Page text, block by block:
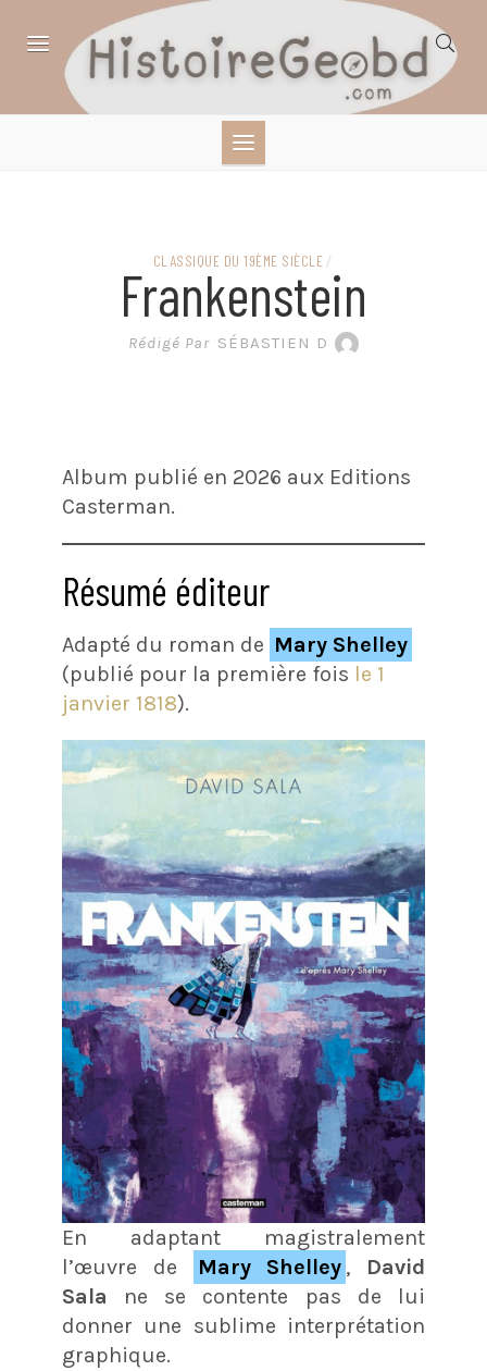
SCIENCES,
LITTÉRATURE EN
BANDE DESSINÉE
CLASSIQUE DU 19ÈME SIÈCLE /
Frankenstein
Rédigé Par SÉBASTIEN D
Album publié en 2026 aux Editions
Casterman.
Résumé éditeur
Adapté du roman de Mary Shelley
(publié pour la première fois le 1
janvier 1818).
En adaptant magistralement
l’œuvre de
Mary Shelley , David
Sala ne se contente pas de lui
donner une sublime interprétation
graphique.